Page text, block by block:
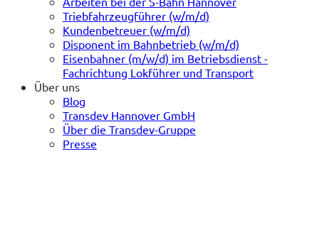
Triebfahrzeugführer (w/m/d)
Kundenbetreuer (w/m/d)
Disponent im Bahnbetrieb (w/m/d)
Eisenbahner (m/w/d) im Betriebsdienst -
Fachrichtung Lokführer und Transport
Über uns
Blog
Transdev Hannover GmbH
Über die Transdev-Gruppe
Presse